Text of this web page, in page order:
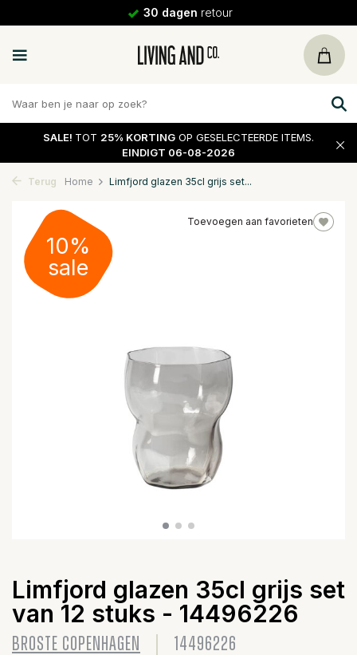
30 dagen retour
SALE! TOT 25% KORTING OP GESELECTEERDE ITEMS.
EINDIGT 06-08-2026
Terug Home Limfjord glazen 35cl grijs set...
Toevoegen aan favorieten
10%
sale
Limfjord glazen 35cl grijs set
van 12 stuks - 14496226
BROSTE COPENHAGEN 14496226